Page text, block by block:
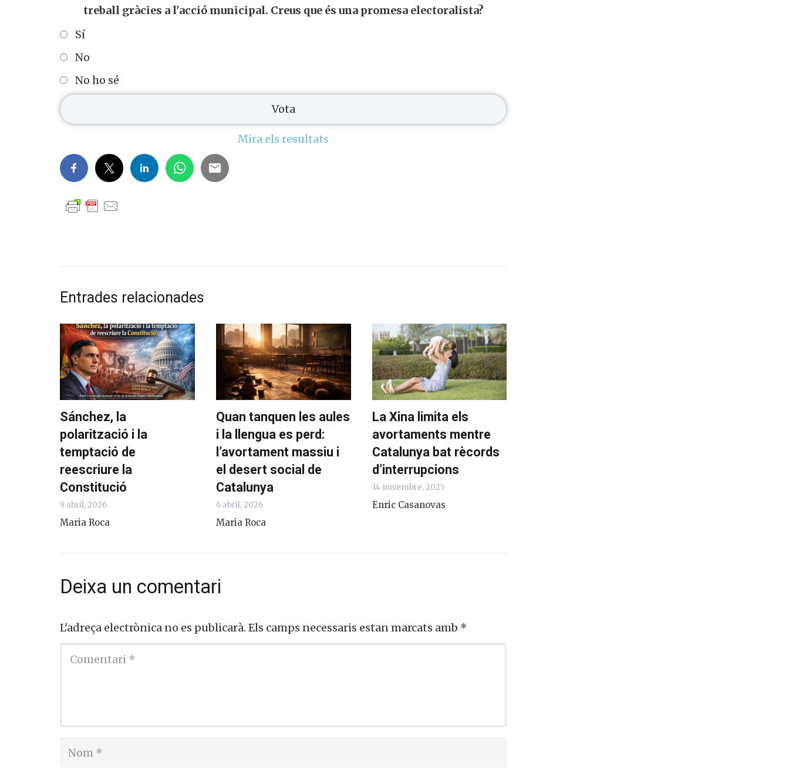
treball gràcies a l'acció municipal. Creus que és una promesa electoralista?
Sí
No
No ho sé
Mira els resultats
Entrades relacionades
Sánchez, la
polarització i la
temptació de
reescriure la
Constitució
9 abril, 2026
Maria Roca
Quan tanquen les aules
i la llengua es perd:
l’avortament massiu i
el desert social de
Catalunya
6 abril, 2026
Maria Roca
La Xina limita els
avortaments mentre
Catalunya bat rècords
d’interrupcions
14 novembre, 2025
Enric Casanovas
Deixa un comentari
L'adreça electrònica no es publicarà. Els camps necessaris estan marcats amb *